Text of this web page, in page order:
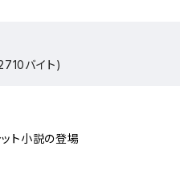
バイト)
ト小説の登場